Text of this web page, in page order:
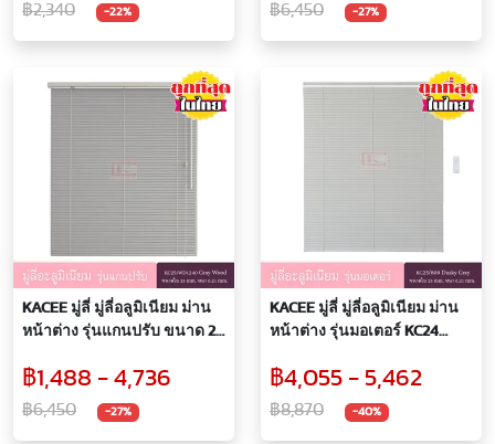
฿2,340 -22% ฿6,450 -27%
KACEE มู่ลี่ มู่ลี่อลูมิเนียม ม่าน
หน้าต่าง รุ่นแกนปรับ ขนาด 25
KC25/WD1240 หนา 0.21 มม.
฿1,488 - 4,736
฿6,450 -27%
KACEE มู่ลี่ มู่ลี่อลูมิเนียม ม่าน
หน้าต่าง รุ่นมอเตอร์ KC24
KC25/809 หนา 0.21 มม.
฿4,055 - 5,462
฿8,870 -40%